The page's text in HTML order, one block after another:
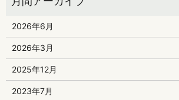
2026年6月
2026年3月
2025年12月
2023年7月